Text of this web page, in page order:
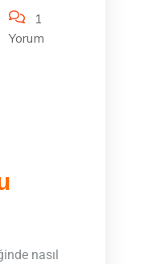
1
Yorum
nasıl